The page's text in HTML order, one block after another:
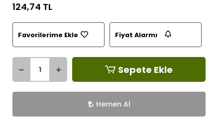
124,74 TL
Favorilerime Ekle Fiyat Alarmı
Sepete Ekle
Hemen Al